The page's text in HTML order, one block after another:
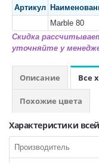
Класса пожарной
Линолеум на
СОПУСТВУЮЩИЕ
КВАРЦ-ВИНИЛ
Артикул
Marble 80
Скидка
уточняйте у
Описание Все
Похожие цвета
Характеристики
Производитель